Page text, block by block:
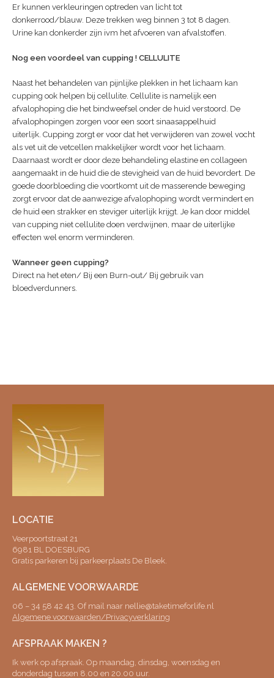
Er kunnen verkleuringen optreden van licht tot
donkerrood/blauw. Deze trekken weg binnen 3 tot 8 dagen.
Urine kan donkerder zijn ivm het afvoeren van afvalstoffen.
Nog een voordeel van cupping ! CELLULITE
Naast het behandelen van pijnlijke plekken in het lichaam kan
cupping ook helpen bij cellulite. Cellulite is namelijk een
afvalophoping die het bindweefsel onder de huid verstoord. De
afvalophopingen zorgen voor een soort sinaasappelhuid
uiterlijk. Cupping zorgt er voor dat het verwijderen van zowel vocht
als vet uit de vetcellen makkelijker wordt voor het lichaam.
Daarnaast wordt er door deze behandeling elastine en collageen
aangemaakt in de huid die de stevigheid van de huid bevordert. De
goede doorbloeding die voortkomt uit de masserende beweging
zorgt ervoor dat de aanwezige afvalophoping wordt vermindert en
de huid een strakker en steviger uiterlijk krijgt. Je kan door middel
van cupping niet cellulite doen verdwijnen, maar de uiterlijke
effecten wel enorm verminderen.
Wanneer geen cupping?
Direct na het eten/ Bij een Burn-out/ Bij gebruik van
bloedverdunners.
LOCATIE
Veerpoortstraat 21
6981 BL DOESBURG
Gratis parkeren bij parkeerplaats De Bleek.
ALGEMENE VOORWAARDE
06 – 34 58 42 43. Of mail naar nellie@taketimeforlife.nl
Algemene voorwaarden/Privacyverklaring
AFSPRAAK MAKEN ?
Ik werk op afspraak. Op maandag, dinsdag, woensdag en
donderdag tussen 8.00 en 20.00 uur.